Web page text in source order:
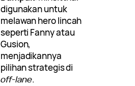
digunakan untuk
melawan hero lincah
seperti Fanny atau
Gusion,
menjadikannya
pilihan strategis di
off-lane.